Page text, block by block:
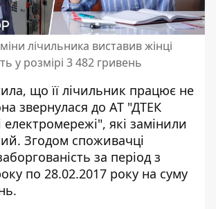
лічильника виставив жінці
у розмірі 3 482 гривень
що її лічильник працює не
звернулася до АТ "ДТЕК
електромережі", які замінили
Згодом споживачці
за період з
по 28.02.2017 року на суму